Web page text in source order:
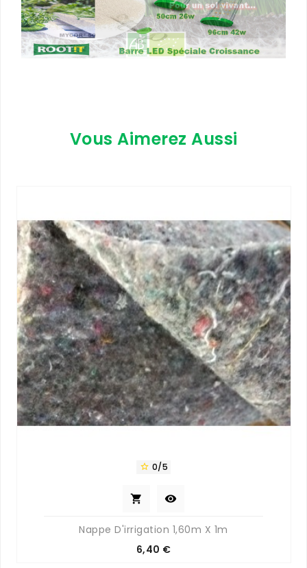
Vous Aimerez Aussi
 0/5
 
Nappe D'irrigation 1,60m X 1m
Prix
6,40 €